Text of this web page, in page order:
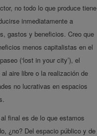
no todo lo que produce tiene
inmediatamente a
gastos y beneficios. Creo que
menos capitalistas en el
(‘lost in your city’), el
al aire libre o la realización de
no lucrativas en espacios
final es de lo que estamos
¿no? Del espacio público y de